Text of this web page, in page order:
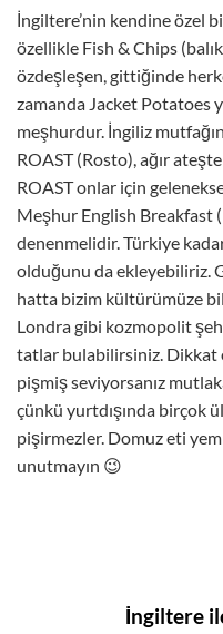
İngiltere’nin kendine özel
özellikle Fish & Chips
özdeşleşen, gittiğinde
zamanda Jacket Potatoes
meşhurdur. İngiliz
ROAST (Rosto), ağır
ROAST onlar için
Meşhur English Breakfast
denenmelidir. Türkiye
olduğunu da ekleyebiliriz.
hatta bizim kültürümüze
Londra gibi kozmopolit
tatlar bulabilirsiniz. Dikkat
pişmiş seviyorsanız
çünkü yurtdışında birçok
pişirmezler. Domuz eti
unutmayın 😉
İngiltere